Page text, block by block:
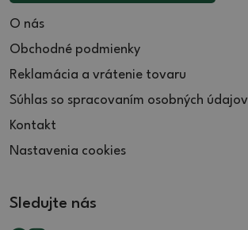
O nás
Obchodné podmienky
Reklamácia a vrátenie tovaru
Súhlas so spracovaním osobných údajov
Kontakt
Nastavenia cookies
Sledujte nás